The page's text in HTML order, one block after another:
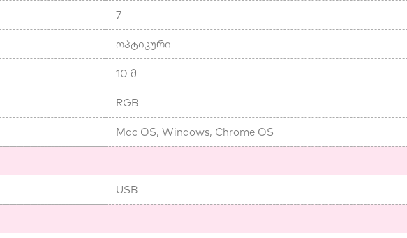
7
ოპტიკური
10 მ
RGB
Mac OS, Windows, Chrome OS
USB